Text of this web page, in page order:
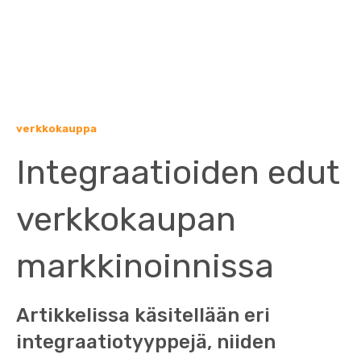
verkkokauppa
Integraatioiden edut
verkkokaupan
markkinoinnissa
Artikkelissa käsitellään eri
integraatiotyyppejä, niiden